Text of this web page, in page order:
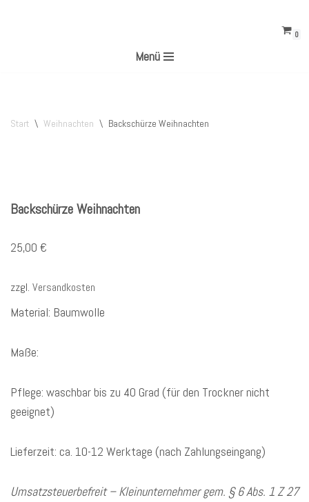
0
Menü
Start \ Weihnachten \ Backschürze Weihnachten
Backschürze Weihnachten
25,00 €
zzgl. Versandkosten
Material: Baumwolle
Maße:
Pflege: waschbar bis zu 40 Grad (für den Trockner nicht
geeignet)
Lieferzeit: ca. 10-12 Werktage (nach Zahlungseingang)
Umsatzsteuerbefreit – Kleinunternehmer gem. § 6 Abs. 1 Z 27